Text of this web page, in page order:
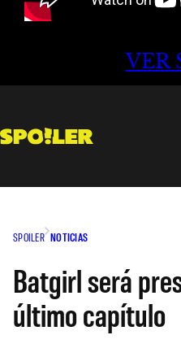
VER
SPOILER NOTICIAS
Batgirl será
último capítulo